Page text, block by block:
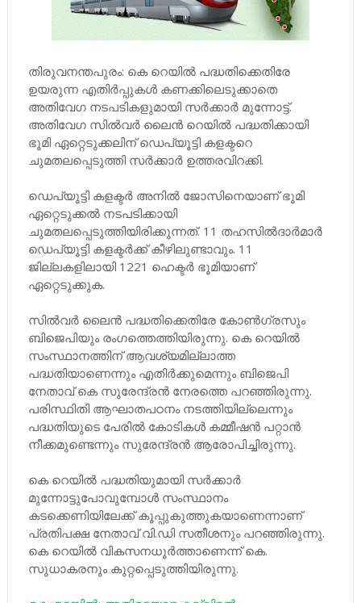
തിരുവനന്തപുരം: കെ റെയില്‍ പദ്ധതിക്കെതിരേ
ഉയരുന്ന എതിര്‍പ്പുകള്‍ കണക്കിലെടുക്കാതെ
അതിവേഗ നടപടികളുമായി സര്‍ക്കാര്‍ മുന്നോട്ട്.
അതിവേഗ സില്‍വര്‍ ലൈന്‍ റെയില്‍ പദ്ധതിക്കായി
ഭൂമി ഏറ്റെടുക്കലിന് ഡെപ്യൂട്ടി കളക്ടറെ
ചുമതലപ്പെടുത്തി സര്‍ക്കാര്‍ ഉത്തരവിറക്കി.
ഡെപ്യൂട്ടി കളക്ടര്‍ അനില്‍ ജോസിനെയാണ് ഭൂമി
ഏറ്റെടുക്കല്‍ നടപടിക്കായി
ചുമതലപ്പെടുത്തിയിരിക്കുന്നത്. 11 തഹസില്‍ദാര്‍മാര്‍
ഡെപ്യൂട്ടി കളക്ടർക്ക് കീഴിലുണ്ടാവും. 11
ജില്ലകളിലായി 1221 ഹെക്ടര്‍ ഭൂമിയാണ്
ഏറ്റെടുക്കുക.
സില്‍വര്‍ ലൈന്‍ പദ്ധതിക്കെതിരേ കോണ്‍ഗ്രസും
ബിജെപിയും രംഗത്തെത്തിയിരുന്നു. കെ റെയില്‍
സംസ്ഥാനത്തിന് ആവശ്യമില്ലാത്ത
പദ്ധതിയാണെന്നും എതിര്‍ക്കുമെന്നും ബിജെപി
നേതാവ് കെ സുരേന്ദ്രന്‍ നേരത്തെ പറഞ്ഞിരുന്നു.
പരിസ്ഥിതി ആഘാതപഠനം നടത്തിയില്ലെന്നും
പദ്ധതിയുടെ പേരില്‍ കോടികള്‍ കമ്മീഷന്‍ പറ്റാന്‍
നീക്കമുണ്ടെന്നും സുരേന്ദ്രന്‍ ആരോപിച്ചിരുന്നു.
കെ റെയില്‍ പദ്ധതിയുമായി സര്‍ക്കാര്‍
മുന്നോട്ടുപോവുമ്പോള്‍ സംസ്ഥാനം
കടക്കെണിയിലേക്ക് കൂപ്പുകുത്തുകയാണെന്നാണ്
പ്രതിപക്ഷ നേതാവ് വി.ഡി സതീശനും പറഞ്ഞിരുന്നു.
കെ റെയില്‍ വികസനധൂര്‍ത്താണെന്ന് കെ.
സുധാകരനും കുറ്റപ്പെടുത്തിയിരുന്നു.